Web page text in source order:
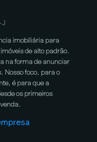
J
imobiliária para
de alto padrão.
na forma de anunciar
Nosso foco, para o
é para que a
os primeiros